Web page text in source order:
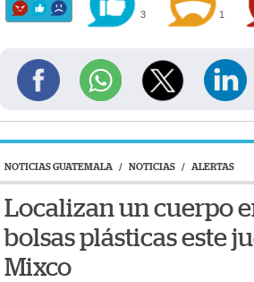
3 1
NOTICIAS GUATEMALA / NOTICIAS / ALERTAS
Localizan un cuerpo
bolsas plásticas este
Mixco